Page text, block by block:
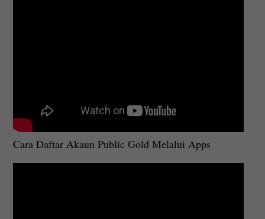
Cara Daftar Akaun Public Gold Melalui Apps